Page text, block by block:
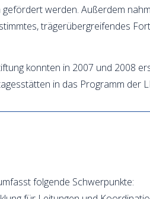
werden. Außerdem
trägerübergreifendes
konnten in 2007 und 2008
in das Programm der
folgende Schwerpunkte: